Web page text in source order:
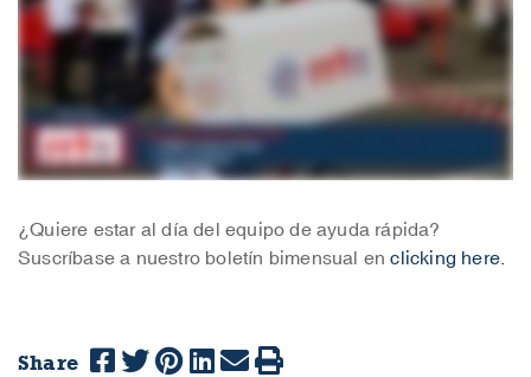
¿Quiere estar al día del equipo de ayuda rápida?
Suscríbase a nuestro boletín bimensual enclicking here.
Share